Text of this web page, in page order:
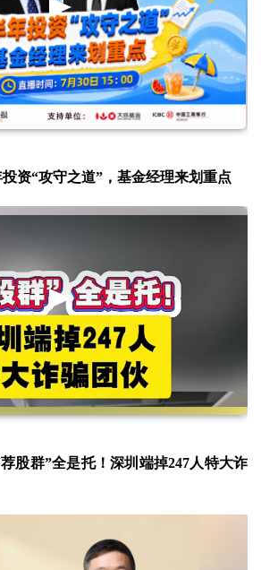
投资“攻守之道”，基金经理来划重点
股群”全是托！深圳端掉247人特大诈